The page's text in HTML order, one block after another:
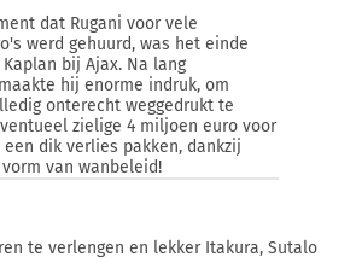
dat Rugani voor vele
werd gehuurd, was het einde
bij Ajax. Na lang
hij enorme indruk, om
onterecht weggedrukt te
zielige 4 miljoen euro voor
dik verlies pakken, dankzij
van wanbeleid!
te verlengen en lekker Itakura, Sutalo